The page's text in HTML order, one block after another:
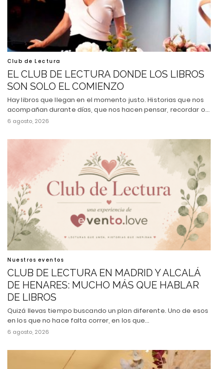
Club de Lectura
EL CLUB DE LECTURA DONDE LOS LIBROS
SON SOLO EL COMIENZO
Hay libros que llegan en el momento justo. Historias que nos
acompañan durante días, que nos hacen pensar, recordar o…
6 agosto, 2026
Nuestros eventos
CLUB DE LECTURA EN MADRID Y ALCALÁ
DE HENARES: MUCHO MÁS QUE HABLAR
DE LIBROS
Quizá llevas tiempo buscando un plan diferente. Uno de esos
en los que no hace falta correr, en los que…
6 agosto, 2026